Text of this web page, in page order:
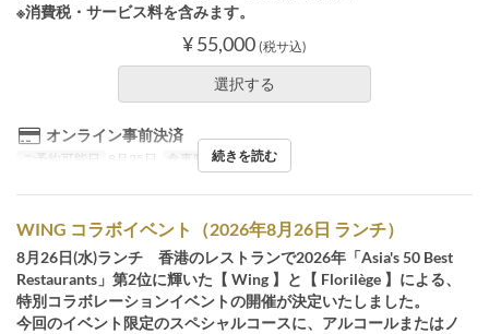
※消費税・サービス料を含みます。
¥ 55,000 (税サ込)
選択する
オンライン事前決済
ご予約可能日 8月25日 食事時間 ディナー
続きを読む
WING コラボイベント（2026年8月26日 ランチ）
8月26日(水)ランチ 香港のレストランで2026年「Asia's 50 Best
Restaurants」第2位に輝いた【 Wing 】と【 Florilège 】による、
特別コラボレーションイベントの開催が決定いたしました。
​今回のイベント限定のスペシャルコースに、アルコールまたはノ